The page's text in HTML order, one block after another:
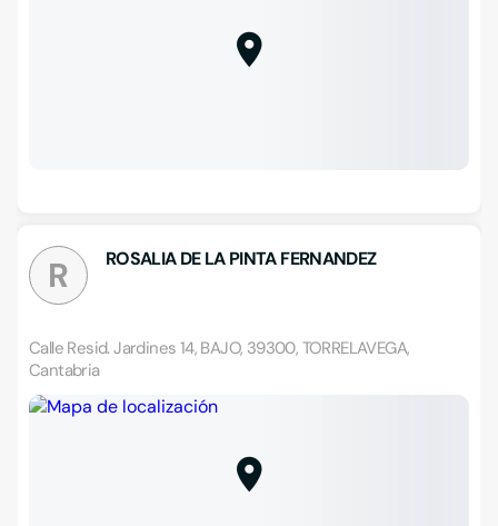
R ROSALIA DE LA PINTA FERNANDEZ
Calle Resid. Jardines 14, BAJO, 39300, TORRELAVEGA,
Cantabria